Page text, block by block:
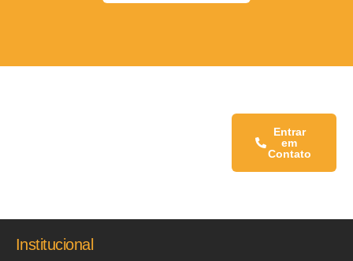
Entrar
em
Contato
Institucional